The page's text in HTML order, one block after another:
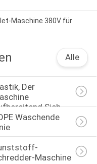
Maschine 380V für
Alle
Der
Sich
Waschende
Maschine